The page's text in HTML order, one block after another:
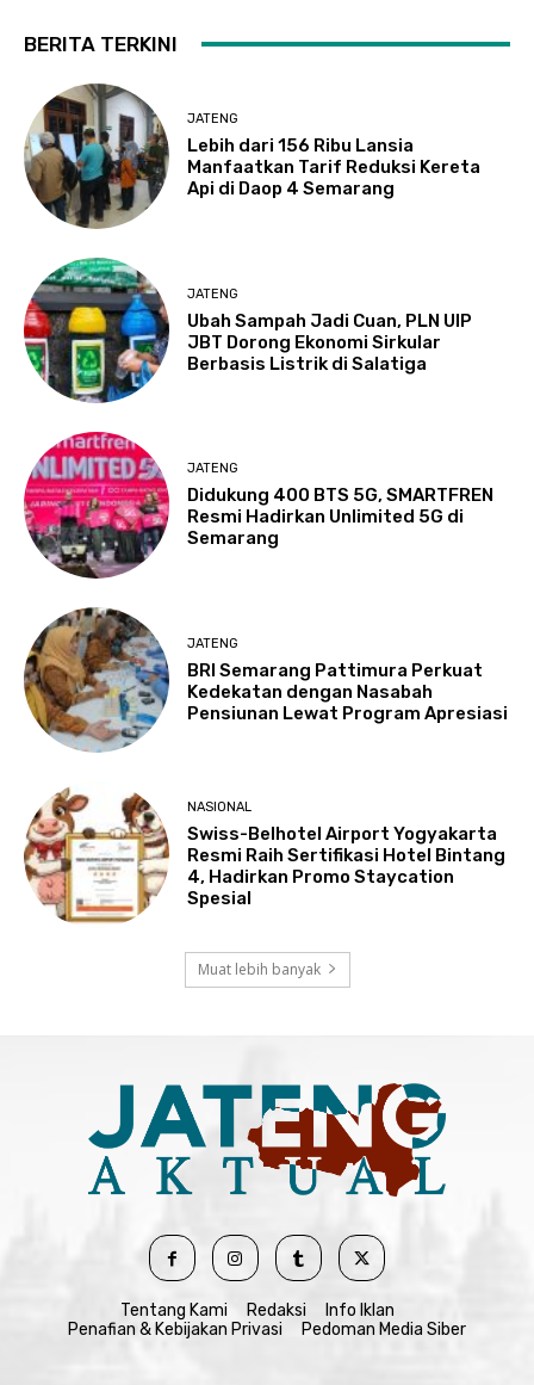
BERITA TERKINI
JATENG
Lebih dari 156 Ribu Lansia
Manfaatkan Tarif Reduksi Kereta
Api di Daop 4 Semarang
JATENG
Ubah Sampah Jadi Cuan, PLN UIP
JBT Dorong Ekonomi Sirkular
Berbasis Listrik di Salatiga
JATENG
Didukung 400 BTS 5G, SMARTFREN
Resmi Hadirkan Unlimited 5G di
Semarang
JATENG
BRI Semarang Pattimura Perkuat
Kedekatan dengan Nasabah
Pensiunan Lewat Program Apresiasi
NASIONAL
Swiss-Belhotel Airport Yogyakarta
Resmi Raih Sertifikasi Hotel Bintang
4, Hadirkan Promo Staycation
Spesial
Muat lebih banyak
Tentang Kami Redaksi
Info Iklan
Penafian & Kebijakan Privasi
Pedoman Media Siber